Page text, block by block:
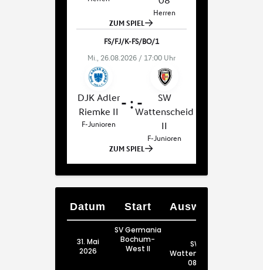
Datum Start Auswärts
31. Mai
2026
SV Germania
Bochum-
West II
SW
Wattenscheid
08 III